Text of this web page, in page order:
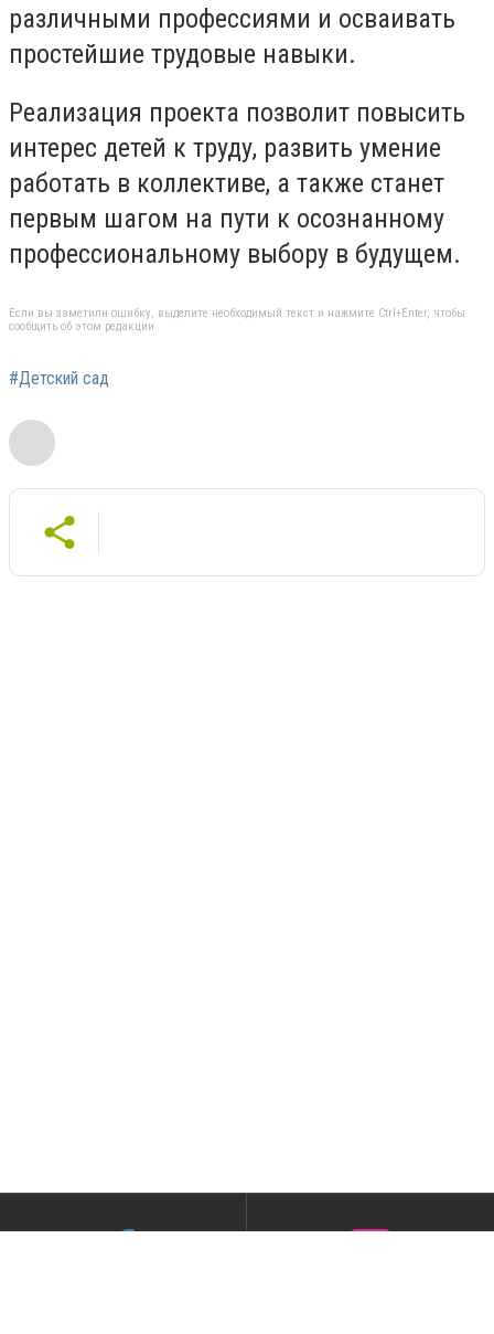
различными профессиями и осваивать
простейшие трудовые навыки.
Реализация проекта позволит повысить
интерес детей к труду, развить умение
работать в коллективе, а также станет
первым шагом на пути к осознанному
профессиональному выбору в будущем.
Если вы заметили ошибку, выделите необходимый текст и нажмите Ctrl+Enter, чтобы
сообщить об этом редакции
#Детский сад